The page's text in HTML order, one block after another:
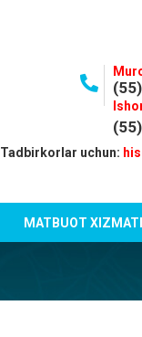
Tadbirkorlar uchun:
MATBUOT XIZMATI